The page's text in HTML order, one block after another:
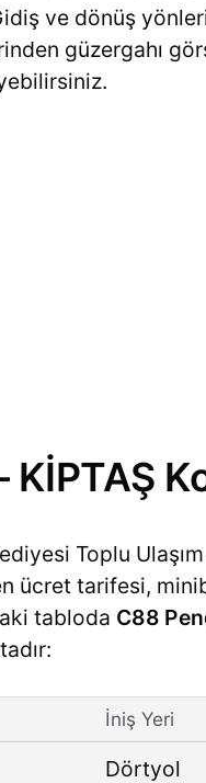
ve dönüş
güzergahı
KİPTAŞ
Toplu
ücret tarifesi,
tabloda C88
İniş Yeri
Dörtyol